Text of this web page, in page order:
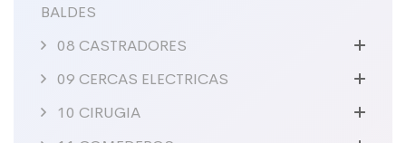
BALDES
08 CASTRADORES
09 CERCAS ELECTRICAS
10 CIRUGIA